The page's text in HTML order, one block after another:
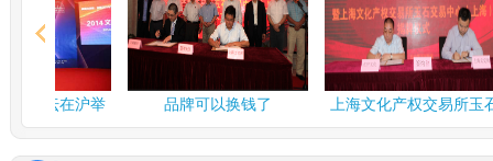
中新网北京3月3日电(记者
应妮)从“冰墩墩”到“兔...
[详
情]
中
32
[
文化和旅游部：开展“...
人民网北京2月26日电（记
社
中
坛在沪举 品牌可以换钱了
上海文化产权交易所玉石
交易中...